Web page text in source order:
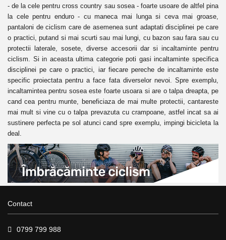
- de la cele pentru cross country sau sosea - foarte usoare de altfel pina
la cele pentru enduro - cu maneca mai lunga si ceva mai groase,
pantaloni de ciclism care de asemenea sunt adaptati disciplinei pe care
o practici, putand si mai scurti sau mai lungi, cu bazon sau fara sau cu
protectii laterale, sosete, diverse accesorii dar si incaltaminte pentru
ciclism. Si in aceasta ultima categorie poti gasi incaltaminte specifica
disciplinei pe care o practici, iar fiecare pereche de incaltaminte este
specific proiectata pentru a face fata diverselor nevoi. Spre exemplu,
incaltamintea pentru sosea este foarte usoara si are o talpa dreapta, pe
cand cea pentru munte, beneficiaza de mai multe protectii, cantareste
mai mult si vine cu o talpa prevazuta cu crampoane, astfel incat sa ai
sustinere perfecta pe sol atunci cand spre exemplu, impingi bicicleta la
deal.
Contact
0799 799 988